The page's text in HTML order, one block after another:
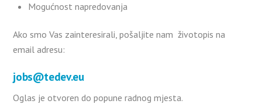
Mogućnost napredovanja
Ako smo Vas zainteresirali, pošaljite nam životopis na
email adresu:
jobs@tedev.eu
Oglas je otvoren do popune radnog mjesta.